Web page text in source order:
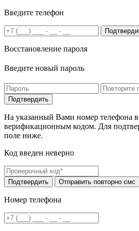
Введите телефон
Восстановление пароля
Введите новый пароль
На указанный Вами номер телефона
верификационным кодом. Для
поле ниже.
Код введен неверно
Номер телефона